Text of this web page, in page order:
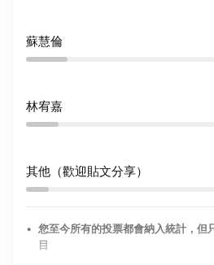
蘇慧倫
林宥嘉
其他（歡迎貼文分享）
• 您至今所有的投票都會納入統計，但
目